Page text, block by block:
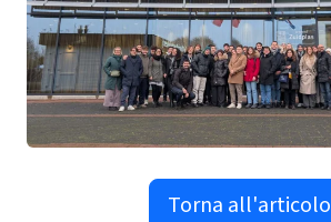
Torna all'articolo